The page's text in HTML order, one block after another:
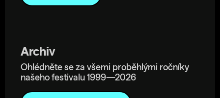
Archiv
Ohlédněte se za všemi proběhlými ročníky
našeho festivalu 1999—2026